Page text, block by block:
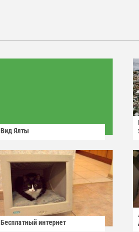
Вид Ялты
Бесплатный интернет